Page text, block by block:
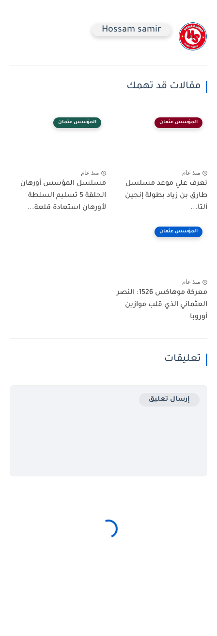
Hossam samir
مقالات قد تهمك
المؤسس عثمان
منذ عام
تعرف علي موعد مسلسل
طارق بن زياد بطولة إنجين
ألتا...
المؤسس عثمان
منذ عام
مسلسل المؤسس أورهان
الحلقة 5 تسليم السلطة
لأورهان استعادة قلعة...
المؤسس عثمان
منذ عام
معركة موهاكس 1526: النصر
العثماني الذي قلب موازين
أوروبا
تعليقات
إرسال تعليق